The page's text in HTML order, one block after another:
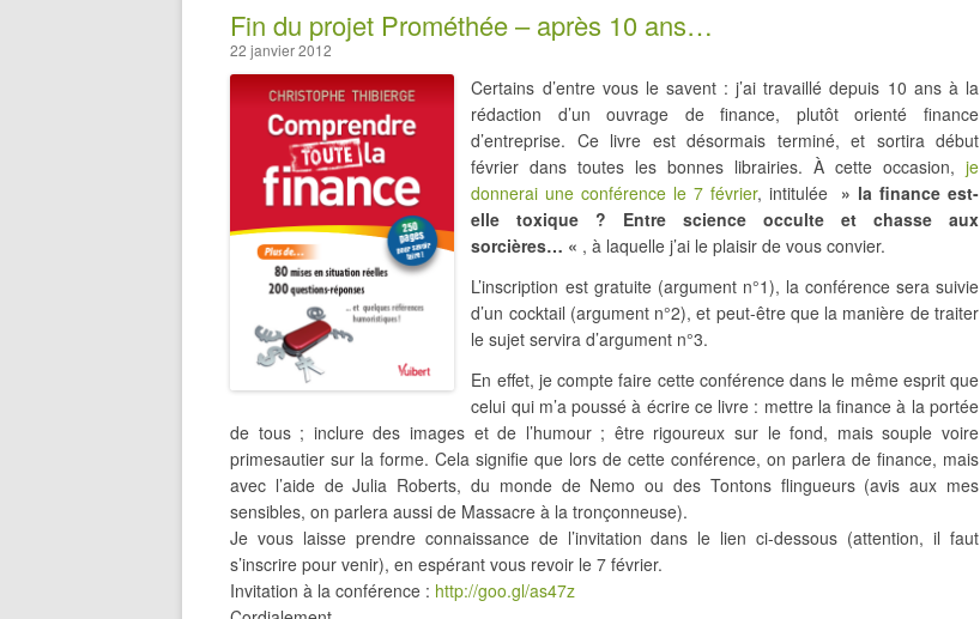
Fin du projet Prométhée – après 10 ans…
22 janvier 2012
Certains d’entre vous le savent : j’ai travaillé depuis 10 ans à la
rédaction d’un ouvrage de finance, plutôt orienté finance
d’entreprise. Ce livre est désormais terminé, et sortira début
février dans toutes les bonnes librairies. À cette occasion, je
donnerai une conférence le 7 février, intitulée » la finance est-
elle toxique ? Entre science occulte et chasse aux
sorcières… « , à laquelle j’ai le plaisir de vous convier.
L’inscription est gratuite (argument n°1), la conférence sera suivie
d’un cocktail (argument n°2), et peut-être que la manière de traiter
le sujet servira d’argument n°3.
En effet, je compte faire cette conférence dans le même esprit que
celui qui m’a poussé à écrire ce livre : mettre la finance à la portée
de tous ; inclure des images et de l’humour ; être rigoureux sur le fond, mais souple voire
primesautier sur la forme. Cela signifie que lors de cette conférence, on parlera de finance, mais
avec l’aide de Julia Roberts, du monde de Nemo ou des Tontons flingueurs (avis aux mes
sensibles, on parlera aussi de Massacre à la tronçonneuse).
Je vous laisse prendre connaissance de l’invitation dans le lien ci-dessous (attention, il faut
s’inscrire pour venir), en espérant vous revoir le 7 février.
Invitation à la conférence : http://goo.gl/as47z